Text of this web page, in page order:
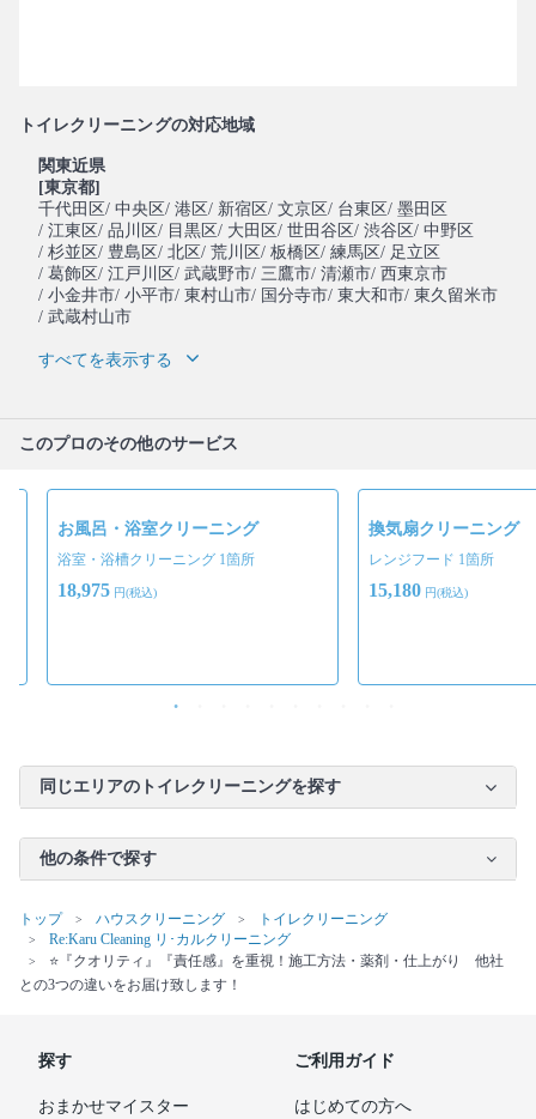
トイレクリーニングの対応地域
関東近県
[東京都]
千代田区/ 中央区/ 港区/ 新宿区/ 文京区/ 台東区/ 墨田区
/ 江東区/ 品川区/ 目黒区/ 大田区/ 世田谷区/ 渋谷区/ 中野区
/ 杉並区/ 豊島区/ 北区/ 荒川区/ 板橋区/ 練馬区/ 足立区
/ 葛飾区/ 江戸川区/ 武蔵野市/ 三鷹市/ 清瀬市/ 西東京市
/ 小金井市/ 小平市/ 東村山市/ 国分寺市/ 東大和市/ 東久留米市
/ 武蔵村山市
すべてを表示する
このプロのその他のサービス
お風呂・浴室クリーニング
浴室・浴槽クリーニング 1箇所
18,975 円(税込)
換気扇クリーニング
レンジフード 1箇所
15,180 円(税込)
同じエリアのトイレクリーニングを探す
他の条件で探す
トップ ハウスクリーニング
トイレクリーニング
Re:Karu Cleaning リ･カルクリーニング
⭐『クオリティ』『責任感』を重視！施工方法・薬剤・仕上がり 他社
との3つの違いをお届け致します！
探す
おまかせマイスター
ご利用ガイド
はじめての方へ